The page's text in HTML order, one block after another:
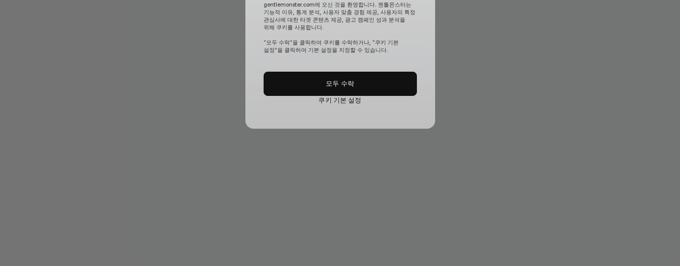
gentlemonster.com에 오신 것을 환영합니다. 젠틀몬스터는
기능적 이유, 통계 분석, 사용자 맞춤 경험 제공, 사용자의 특정
관심사에 대한 타겟 콘텐츠 제공, 광고 캠페인 성과 분석을
위해 쿠키를 사용합니다.
"모두 수락"을 클릭하여 쿠키를 수락하거나, "쿠키 기본
설정"을 클릭하여 기본 설정을 지정할 수 있습니다.
쿠키 기본 설정
모두 수락